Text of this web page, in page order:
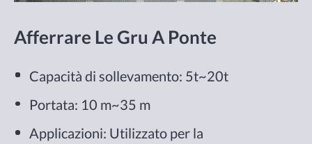
Afferrare Le Gru A Ponte
Capacità di sollevamento: 5t~20t
Portata: 10 m~35 m
Applicazioni: Utilizzato per la